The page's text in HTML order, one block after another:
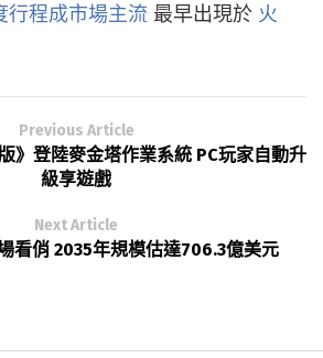
行程成市場主流 最早出現於 火
Previous Article
》登陸麥金塔作業系統 PC玩家自動升
級享遊戲
Next Article
看俏 2035年規模估達706.3億美元